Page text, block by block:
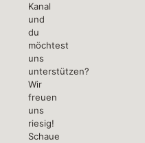
Kanal
und
du
möchtest
uns
unterstützen?
Wir
freuen
uns
riesig!
Schaue